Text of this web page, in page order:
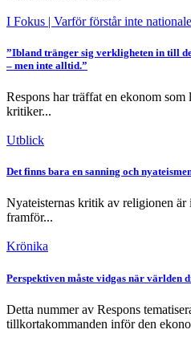
I Fokus | Varför förstår inte
”Ibland tränger sig verkligheten in till
– men inte alltid.”
Respons har träffat en ekonom
kritiker...
Utblick
Det finns bara en sanning och
Nyateisternas kritik av religionen är
framför...
Krönika
Perspektiven måste vidgas när världen
Detta nummer av Respons
tillkortakommanden inför den